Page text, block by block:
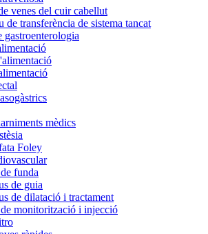
venes del cuir cabellut
de transferència de sistema tancat
gastroenterologia
mèdics
Foley
funda
de guia
de dilatació i tractament
de monitorització i injecció